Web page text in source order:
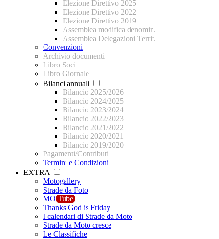
Elezione Direttivo 2025
Elezione Direttivo 2022
Elezione Direttivo 2019
Assemblea modifica denomin.
Assemblea Delegazioni Territ.
Convenzioni
Archivio documenti
Libro Soci
Libro Giornale
Bilanci annuali
Bilancio 2025/2026
Bilancio 2024/2025
Bilancio 2023/2024
Bilancio 2022/2023
Bilancio 2021/2022
Bilancio 2020/2021
Bilancio 2019/2020
Pagamenti/Contributi
Termini e Condizioni
EXTRA
Motogallery
Strade da Foto
MO Tube
Thanks God is Friday
I calendari di Strade da Moto
Strade da Moto cresce
Le Classifiche